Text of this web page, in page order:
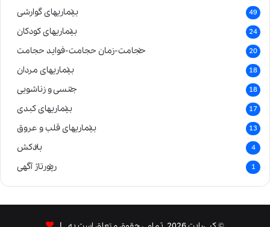
بیماریهای گوارشی 49
بیماریهای کودکان 24
حجامت-زمان حجامت-فواید حجامت 20
بیماریهای مردان 18
جنسی و زناشویی 18
بیماریهای کبدی 17
بیماریهای قلب و عروق 13
بادکش 4
رپورتاژ آگهی 1